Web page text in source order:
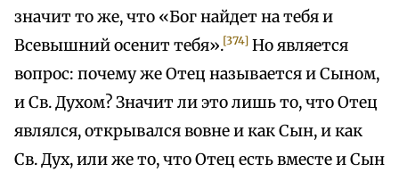
значит то же, что «Бог найдет на тебя и
Всевышний осенит тебя».[374] Но является
вопрос: почему же Отец называется и Сыном,
и Св. Духом? Значит ли это лишь то, что Отец
являлся, открывался вовне и как Сын, и как
Св. Дух, или же то, что Отец есть вместе и Сын